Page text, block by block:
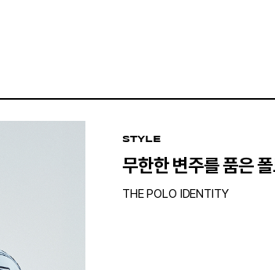
STYLE
무한한 변주를 품은
THE POLO IDENTITY